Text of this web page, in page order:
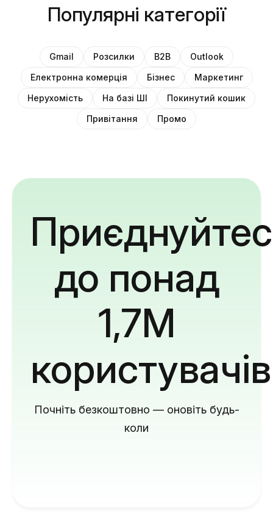
Популярні категорії
Gmail Розсилки B2B
Outlook
Електронна комерція
Бізнес
Маркетинг
Нерухомість
На базі ШІ
Покинутий кошик
Привітання
Промо
до понад
1,7M
користувачів
Почніть безкоштовно — оновіть будь-
коли